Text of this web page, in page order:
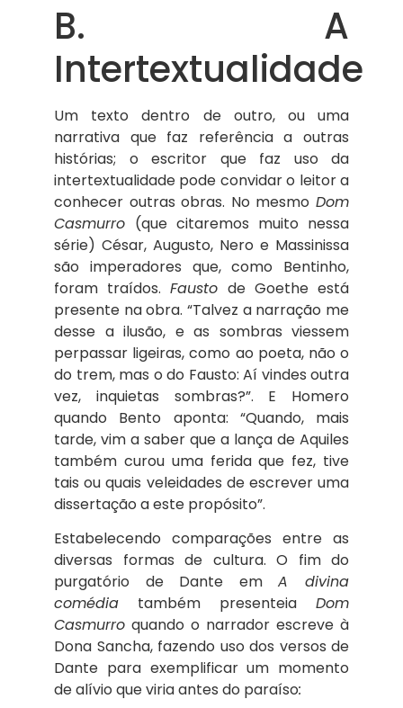
B. A
Intertextualidade
Um texto dentro de outro, ou uma
narrativa que faz referência a outras
histórias; o escritor que faz uso da
intertextualidade pode convidar o leitor a
conhecer outras obras. No mesmo Dom
Casmurro (que citaremos muito nessa
série) César, Augusto, Nero e Massinissa
são imperadores que, como Bentinho,
foram traídos.Fausto de Goethe está
presente na obra. “Talvez a narração me
desse a ilusão, e as sombras viessem
perpassar ligeiras, como ao poeta, não o
do trem, mas o do Fausto: Aí vindes outra
vez, inquietas sombras?”. E Homero
quando Bento aponta: “Quando, mais
tarde, vim a saber que a lança de Aquiles
também curou uma ferida que fez, tive
tais ou quais veleidades de escrever uma
dissertação a este propósito”.
Estabelecendo comparações entre as
diversas formas de cultura. O fim do
purgatório de Dante emA divina
comédia também presenteia Dom
Casmurro quando o narrador escreve à
Dona Sancha, fazendo uso dos versos de
Dante para exemplificar um momento
de alívio que viria antes do paraíso: